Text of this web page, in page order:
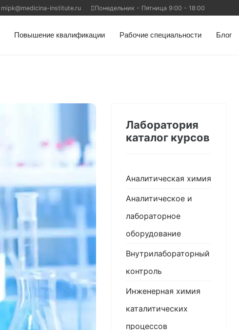
mipk@medicina-institute.ru Понедельник - Пятница 9:00 - 18:00
Повышение квалификации Рабочие специальности Блог
Лаборатория
каталог курсов
Аналитическая химия
Аналитическое и
лабораторное
оборудование
Внутрилабораторный
контроль
Инженерная химия
каталитических
процессов